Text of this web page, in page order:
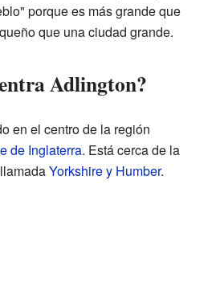
porque es más grande que
que una ciudad grande.
Adlington?
en el centro de la región
de Inglaterra. Está cerca de la
Yorkshire y Humber.